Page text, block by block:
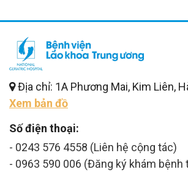
Địa chỉ: 1A Phương Mai, Kim Liên,
Xem bản đồ
Số điện thoại:
- 0243 576 4558 (Liên hệ cộng tác)
- 0963 590 006 (Đăng ký khám bệnh